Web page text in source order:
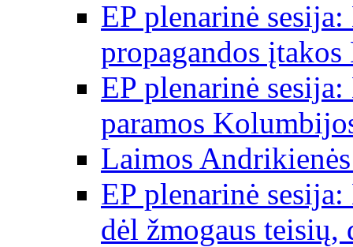
EP plenarinė
propagandos įtakos
EP plenarinė
paramos
Laimos
EP plenarinė
dėl žmogaus